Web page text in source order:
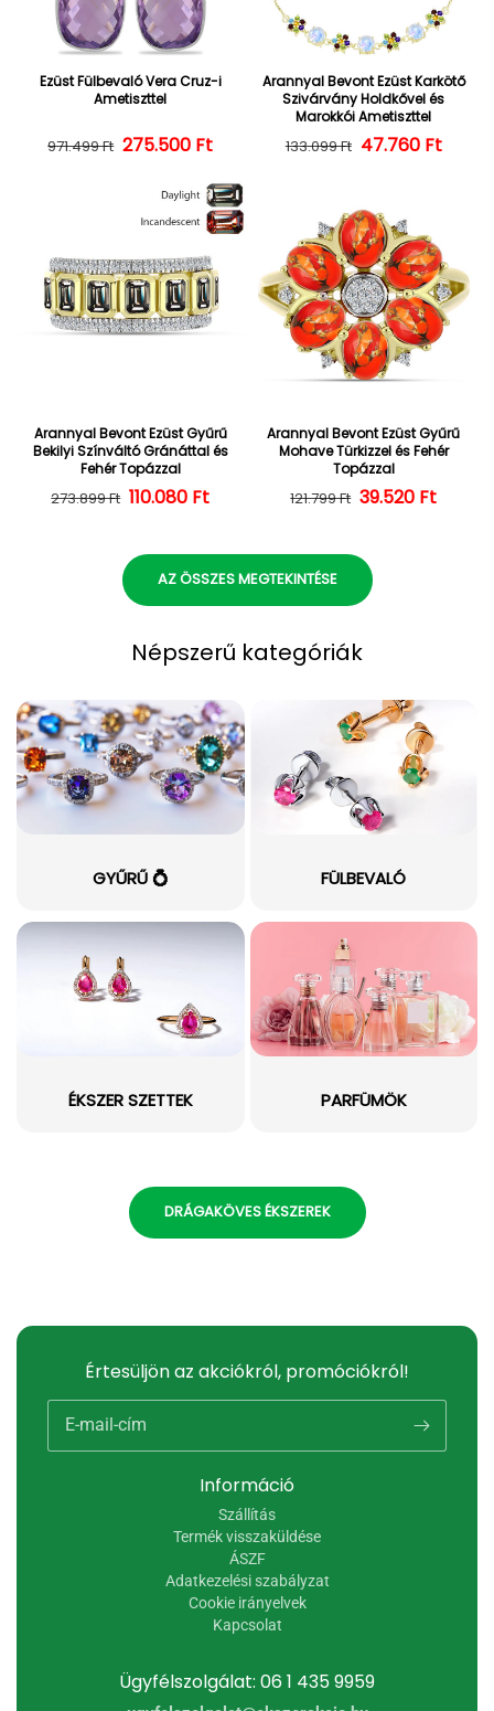
Ezüst Fülbevaló Vera Cruz-i
Ametiszttel
Normál ár
971.499 Ft Kedvezményes ár
275.500 Ft
Arannyal Bevont Ezüst Karkötő
Szivárvány Holdkővel és
Marokkói Ametiszttel
Normál ár
133.099 Ft 47.760 Ft
Arannyal Bevont Ezüst Gyűrű
Bekilyi Színváltó Gránáttal és
Fehér Topázzal
Normál ár
273.899 Ft Kedvezményes ár
110.080 Ft
Arannyal Bevont Ezüst Gyűrű
Mohave Türkizzel és Fehér
Topázzal
Normál ár
121.799 Ft 39.520 Ft
AZ ÖSSZES MEGTEKINTÉSE
Népszerű kategóriák
GYŰRŰ 💍 FÜLBEVALÓ
ÉKSZER SZETTEK PARFÜMÖK
DRÁGAKÖVES ÉKSZEREK
Ügyfélszolgálat: 06 1 435 9959
Információ
Szállítás
Termék visszaküldése
ÁSZF
Adatkezelési szabályzat
Cookie irányelvek
Kapcsolat
Értesüljön az akciókról, promóciókról!
E-mail-cím